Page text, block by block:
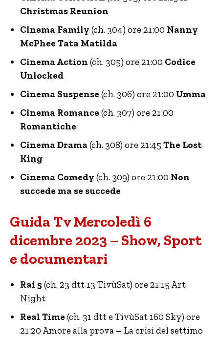
Christmas Reunion
Cinema Family (ch. 304) ore 21:00 Nanny
McPhee Tata Matilda
Cinema Action (ch. 305) ore 21:00 Codice
Unlocked
Cinema Suspense (ch. 306) ore 21:00 Umma
Cinema Romance (ch. 307) ore 21:00
Romantiche
Cinema Drama (ch. 308) ore 21:45 The Lost
King
Cinema Comedy (ch. 309) ore 21:00 Non
succede ma se succede
Guida Tv Mercoledì 6
dicembre 2023 – Show, Sport
e documentari
Rai 5 (ch. 23 dtt 13 TivùSat) ore 21:15 Art
Night
Real Time (ch. 31 dtt e TivùSat 160 Sky) ore
21:20 Amore alla prova – La crisi del settimo